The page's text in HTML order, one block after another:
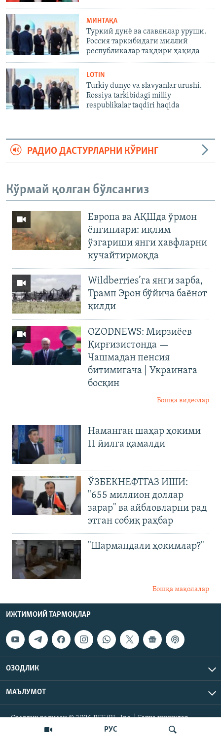
РУС
МИНТАҚА
Туркий дунё ва славянлар уруши.
Россия таркибидаги миллий
республикалар тақдири ҳақида
LOTIN
Turkiy dunyo va slavyanlar urushi.
Rossiya tarkibidagi milliy
respublikalar taqdiri haqida
РАДИО ДАСТУРЛАРНИ КЎРИНГ
Кўрмай қолган бўлсангиз
Европа ва АҚШда ўрмон
ёнғинлари: иқлим
ўзгариши янги хавфларни
кучайтирмоқда
Wildberries’га янги зарба,
Трамп Эрон бўйича баёнот
қилди
OZODNEWS: Мирзиёев
Қирғизистонда —
Чашмадан пенсия
битимигача | Украинага
босқин
Бошқа видеолар
Наманган шаҳар ҳокими
11 йилга қамалди
ЎЗБЕКНЕФТГАЗ ИШИ:
"655 миллион доллар
зарар" ва айбловларни рад
этган собиқ раҳбар
"Шармандали ҳокимлар?"
Бошқа мақолалар
ИЖТИМОИЙ ТАРМОҚЛАР
ОЗОДЛИК
МАЪЛУМОТ
Озодлик радиоси © 2026 RFE/RL, Inc. | Барча ҳуқуқлар
ҳимояланган.